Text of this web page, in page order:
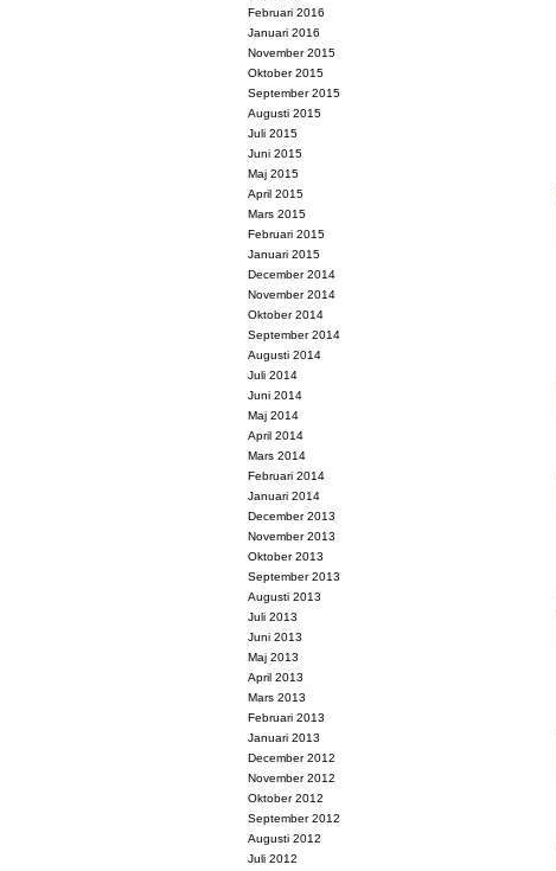
Februari 2016
Januari 2016
November 2015
Oktober 2015
September 2015
Augusti 2015
Juli 2015
Juni 2015
Maj 2015
April 2015
Mars 2015
Februari 2015
Januari 2015
December 2014
November 2014
Oktober 2014
September 2014
Augusti 2014
Juli 2014
Juni 2014
Maj 2014
April 2014
Mars 2014
Februari 2014
Januari 2014
December 2013
November 2013
Oktober 2013
September 2013
Augusti 2013
Juli 2013
Juni 2013
Maj 2013
April 2013
Mars 2013
Februari 2013
Januari 2013
December 2012
November 2012
Oktober 2012
September 2012
Augusti 2012
Juli 2012